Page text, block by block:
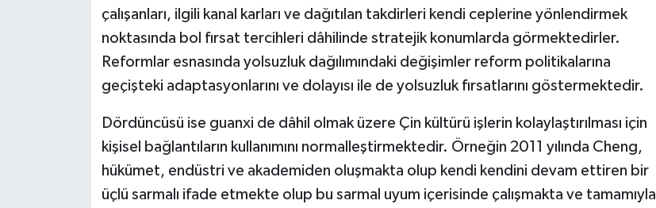
çalışanları, ilgili kanal karları ve dağıtılan takdirleri kendi ceplerine yönlendirmek
noktasında bol fırsat tercihleri dâhilinde stratejik konumlarda görmektedirler.
Reformlar esnasında yolsuzluk dağılımındaki değişimler reform politikalarına
geçişteki adaptasyonlarını ve dolayısı ile de yolsuzluk fırsatlarını göstermektedir.
Dördüncüsü ise guanxi de dâhil olmak üzere Çin kültürü işlerin kolaylaştırılması için
kişisel bağlantıların kullanımını normalleştirmektedir. Örneğin 2011 yılında Cheng,
hükümet, endüstri ve akademiden oluşmakta olup kendi kendini devam ettiren bir
üçlü sarmalı ifade etmekte olup bu sarmal uyum içerisinde çalışmakta ve tamamıyla